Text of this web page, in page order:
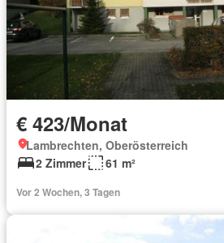
€ 423/Monat
Lambrechten, Oberösterreich
2 Zimmer
61 m²
Vor 2 Wochen, 3 Tagen